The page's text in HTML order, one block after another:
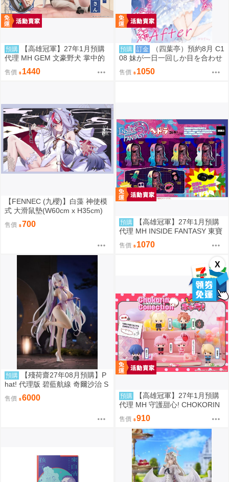
X
預購
【高雄冠軍】27年1月預購
代理 MH GEM 文豪野犬 掌中的
太宰 太宰治 免訂金0813
售價 1440
預購 訂金
（四葉亭）預約8月 C1
08 妹が一日一回しか目を合わせ
てくれない。After総集編 はまけ
ん。
售價 1050
【FENNEC (九櫻)】白藻 神使模
式 大滑鼠墊(W60cm x H35cm)
【FF47場前預購】{宅即門}
售價 700 預購
【高雄冠軍】27年1月預購
代理 MH INSIDE FANTASY 東寶
怪獸 哥吉拉對黑多拉 黑多拉 中
盒4入0813
售價 1070
預購
【殘荷齋27年08月預購】P
hat! 代理版 碧藍航線 奇爾沙治 S
pringtime Data 1/6 PVC完成品 0
923
售價 6000 預購
【高雄冠軍】27年1月預購
代理 MH 守護甜心! CHOKORIN
迷你玩偶收藏集 第1彈 中盒6入
免訂金0813
售價 910